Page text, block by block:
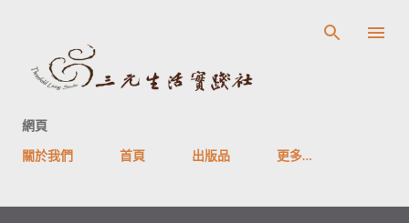
網頁
關於我們
首頁 出版品 更多…